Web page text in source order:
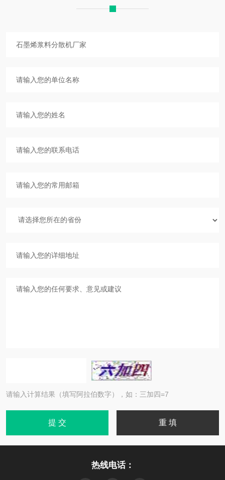
请输入计算结果（填写阿拉伯数字），如：三加四=7
热线电话：